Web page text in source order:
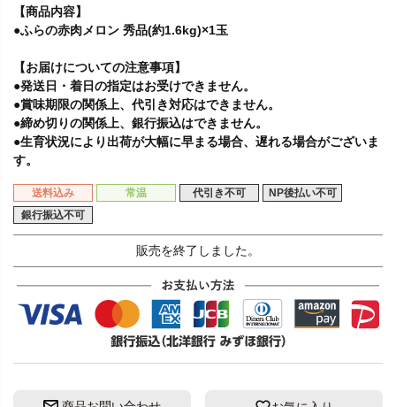
【商品内容】
●ふらの赤肉メロン 秀品(約1.6kg)×1玉
【お届けについての注意事項】
●発送日・着日の指定はお受けできません。
●賞味期限の関係上、代引き対応はできません。
●締め切りの関係上、銀行振込はできません。
●生育状況により出荷が大幅に早まる場合、遅れる場合がございま
す。
送料込み 常温 代引き不可
NP後払い不可
銀行振込不可
販売を終了しました。